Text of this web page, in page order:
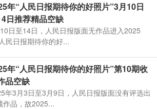
年“人民日报期待你的好照片”3月10日
日推荐精品空缺
日至14日，人民日报版面无作品进入2025
民日报期待你的好...
年“人民日报期待你的好照片”第10期收
品空缺
年3月3日至3月9日，人民日报版面没有评选出
作品，故2025...